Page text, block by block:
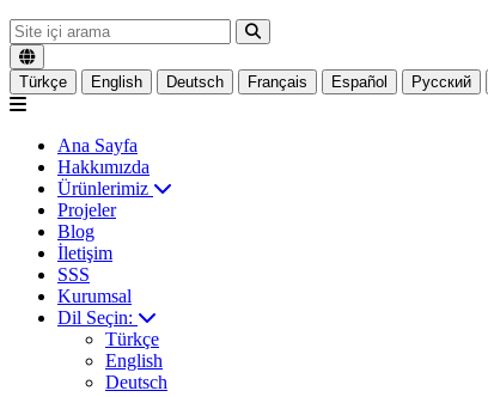
Türkçe English Deutsch Français Español Русский
Ana Sayfa
Hakkımızda
Ürünlerimiz
Projeler
Blog
İletişim
SSS
Kurumsal
Dil Seçin:
Türkçe
English
Deutsch